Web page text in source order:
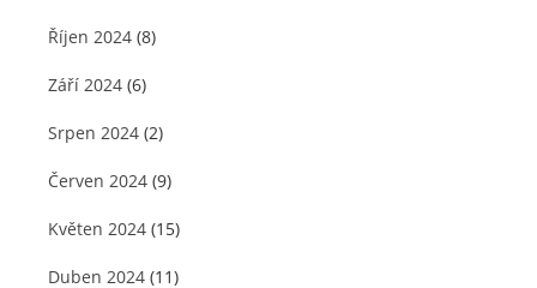
Říjen 2024 (8)
Září 2024 (6)
Srpen 2024 (2)
Červen 2024 (9)
Květen 2024 (15)
Duben 2024 (11)